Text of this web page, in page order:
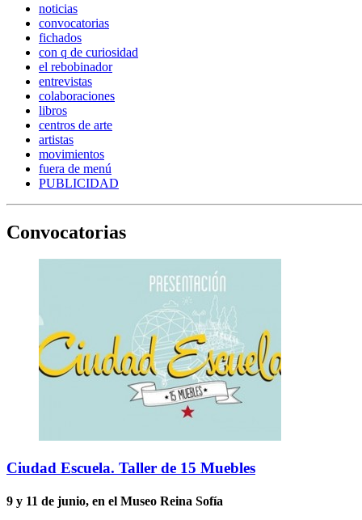
noticias
convocatorias
fichados
con q de curiosidad
el rebobinador
entrevistas
colaboraciones
libros
centros de arte
artistas
movimientos
fuera de menú
PUBLICIDAD
Convocatorias
Ciudad Escuela. Taller de 15 Muebles
9 y 11 de junio, en el Museo Reina Sofía